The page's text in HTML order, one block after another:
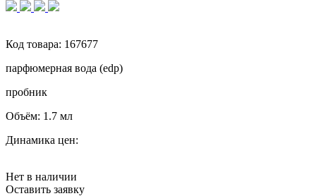
Код товара: 167677
парфюмерная вода (edp)
пробник
Объём: 1.7 мл
Динамика цен:
Нет в наличии
Оставить заявку